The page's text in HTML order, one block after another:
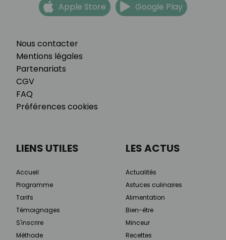
Nous contacter
Mentions légales
Partenariats
CGV
FAQ
Préférences cookies
Apple Store Google Play
LIENS UTILES
Accueil
Programme
Tarifs
Témoignages
S'inscrire
Méthode
LES ACTUS
Actualités
Astuces culinaires
Alimentation
Bien-être
Minceur
Recettes